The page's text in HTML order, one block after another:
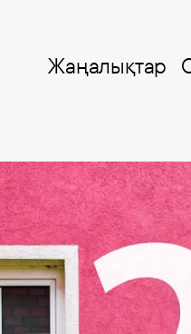
Жаңалықтар